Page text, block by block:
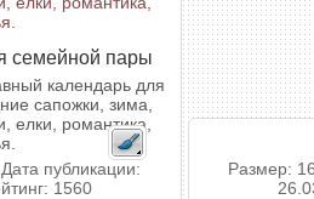
семейной пары
календарь для
сапожки, зима,
елки, романтика,
публикации:
1560
Размер: